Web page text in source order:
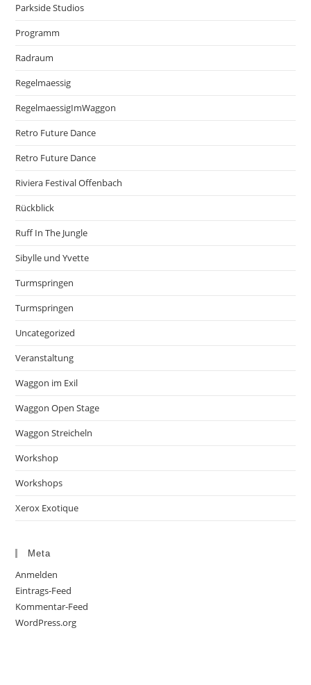
Parkside Studios
Programm
Radraum
Regelmaessig
RegelmaessigImWaggon
Retro Future Dance
Retro Future Dance
Riviera Festival Offenbach
Rückblick
Ruff In The Jungle
Sibylle und Yvette
Turmspringen
Turmspringen
Uncategorized
Veranstaltung
Waggon im Exil
Waggon Open Stage
Waggon Streicheln
Workshop
Workshops
Xerox Exotique
Meta
Anmelden
Eintrags-Feed
Kommentar-Feed
WordPress.org